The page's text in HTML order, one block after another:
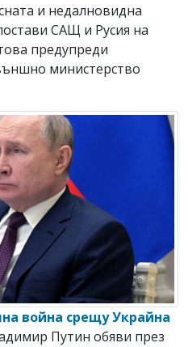
и недалновидна
САЩ и Русия на
предупреди
министерство
война срещу Украйна
Путин обяви през